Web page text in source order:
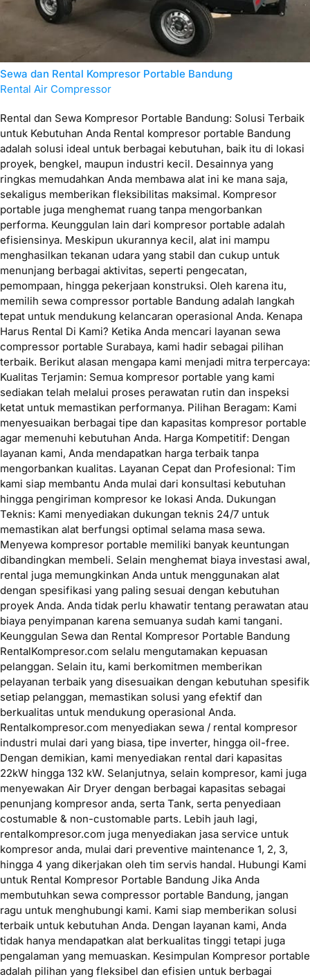
Sewa dan Rental Kompresor Portable Bandung
Rental Air Compressor
Rental dan Sewa Kompresor Portable Bandung: Solusi Terbaik
untuk Kebutuhan Anda Rental kompresor portable Bandung
adalah solusi ideal untuk berbagai kebutuhan, baik itu di lokasi
proyek, bengkel, maupun industri kecil. Desainnya yang
ringkas memudahkan Anda membawa alat ini ke mana saja,
sekaligus memberikan fleksibilitas maksimal. Kompresor
portable juga menghemat ruang tanpa mengorbankan
performa. Keunggulan lain dari kompresor portable adalah
efisiensinya. Meskipun ukurannya kecil, alat ini mampu
menghasilkan tekanan udara yang stabil dan cukup untuk
menunjang berbagai aktivitas, seperti pengecatan,
pemompaan, hingga pekerjaan konstruksi. Oleh karena itu,
memilih sewa compressor portable Bandung adalah langkah
tepat untuk mendukung kelancaran operasional Anda. Kenapa
Harus Rental Di Kami? Ketika Anda mencari layanan sewa
compressor portable Surabaya, kami hadir sebagai pilihan
terbaik. Berikut alasan mengapa kami menjadi mitra terpercaya:
Kualitas Terjamin: Semua kompresor portable yang kami
sediakan telah melalui proses perawatan rutin dan inspeksi
ketat untuk memastikan performanya. Pilihan Beragam: Kami
menyesuaikan berbagai tipe dan kapasitas kompresor portable
agar memenuhi kebutuhan Anda. Harga Kompetitif: Dengan
layanan kami, Anda mendapatkan harga terbaik tanpa
mengorbankan kualitas. Layanan Cepat dan Profesional: Tim
kami siap membantu Anda mulai dari konsultasi kebutuhan
hingga pengiriman kompresor ke lokasi Anda. Dukungan
Teknis: Kami menyediakan dukungan teknis 24/7 untuk
memastikan alat berfungsi optimal selama masa sewa.
Menyewa kompresor portable memiliki banyak keuntungan
dibandingkan membeli. Selain menghemat biaya investasi awal,
rental juga memungkinkan Anda untuk menggunakan alat
dengan spesifikasi yang paling sesuai dengan kebutuhan
proyek Anda. Anda tidak perlu khawatir tentang perawatan atau
biaya penyimpanan karena semuanya sudah kami tangani.
Keunggulan Sewa dan Rental Kompresor Portable Bandung
RentalKompresor.com selalu mengutamakan kepuasan
pelanggan. Selain itu, kami berkomitmen memberikan
pelayanan terbaik yang disesuaikan dengan kebutuhan spesifik
setiap pelanggan, memastikan solusi yang efektif dan
berkualitas untuk mendukung operasional Anda.
Rentalkompresor.com menyediakan sewa / rental kompresor
industri mulai dari yang biasa, tipe inverter, hingga oil-free.
Dengan demikian, kami menyediakan rental dari kapasitas
22kW hingga 132 kW. Selanjutnya, selain kompresor, kami juga
menyewakan Air Dryer dengan berbagai kapasitas sebagai
penunjang kompresor anda, serta Tank, serta penyediaan
costumable & non-customable parts. Lebih jauh lagi,
rentalkompresor.com juga menyediakan jasa service untuk
kompresor anda, mulai dari preventive maintenance 1, 2, 3,
hingga 4 yang dikerjakan oleh tim servis handal. Hubungi Kami
untuk Rental Kompresor Portable Bandung Jika Anda
membutuhkan sewa compressor portable Bandung, jangan
ragu untuk menghubungi kami. Kami siap memberikan solusi
terbaik untuk kebutuhan Anda. Dengan layanan kami, Anda
tidak hanya mendapatkan alat berkualitas tinggi tetapi juga
pengalaman yang memuaskan. Kesimpulan Kompresor portable
adalah pilihan yang fleksibel dan efisien untuk berbagai